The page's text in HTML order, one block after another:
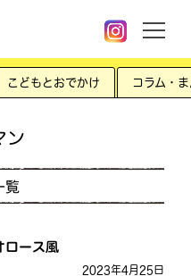
こどもとおでかけ コラム・
ン
覧
ロース風
2023年4月25日